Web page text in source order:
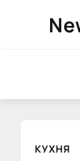
КУХНЯ